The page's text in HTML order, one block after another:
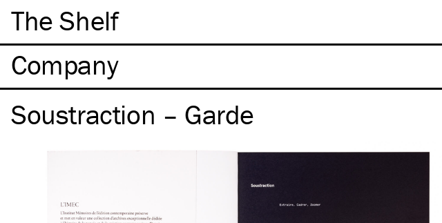
The Shelf
Company
Soustraction – Garde